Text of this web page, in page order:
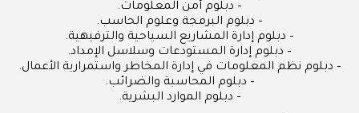
– دبلوم أمن المعلومات.
– دبلوم البرمجة وعلوم الحاسب.
– دبلوم إدارة المشاريع السياحية والترفيهية.
– دبلوم إدارة المستودعات وسلاسل الإمداد.
– دبلوم نظم المعلومات في إدارة المخاطر واستمرارية الأعمال.
– دبلوم المحاسبة والضرائب.
– دبلوم الموارد البشرية.